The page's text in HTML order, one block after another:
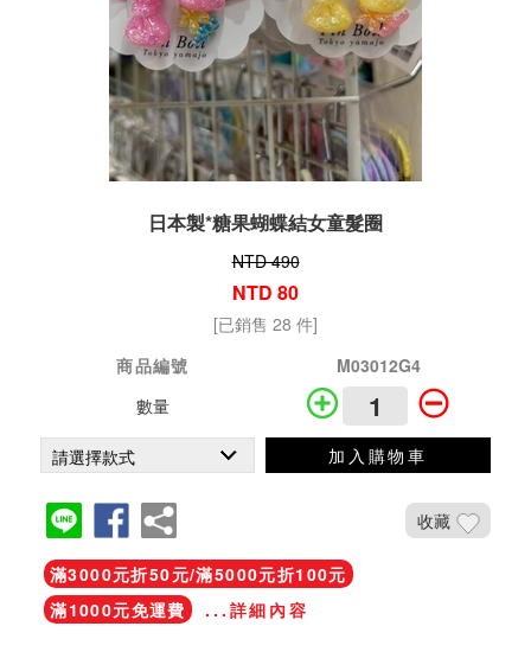
日本製*糖果蝴蝶結女童髮圈
NTD 490
NTD 80
[已銷售 28 件]
商品編號
M03012G4
數量
加入購物車
收藏
滿3000元折50元/滿5000元折100元
滿1000元免運費
...詳細內容